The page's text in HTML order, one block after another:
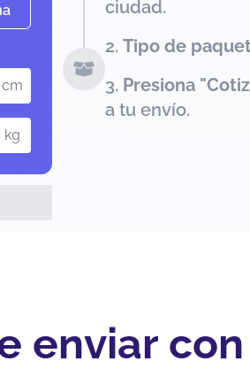
cm
kg
ciudad.
Tipo de
Presiona
a tu envío.
enviar